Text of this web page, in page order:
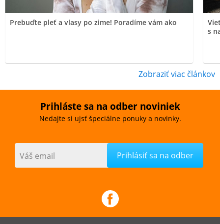
Prebuďte pleť a vlasy po zime! Poradíme vám ako
s
Zobraziť viac článkov
Prihláste sa na odber noviniek
Nedajte si ujsť špeciálne ponuky a novinky.
Váš email